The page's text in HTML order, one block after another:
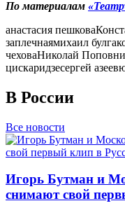
По материалам
анастасия пешкова
заплечнаямихаил
чеховаНиколай Попов
цискаридзесергей азеев
В России
Все новости
Игорь Бутман и
снимают свой